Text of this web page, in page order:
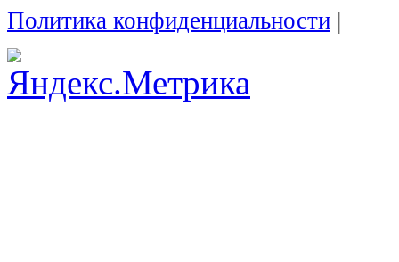
Политика конфиденциальности |